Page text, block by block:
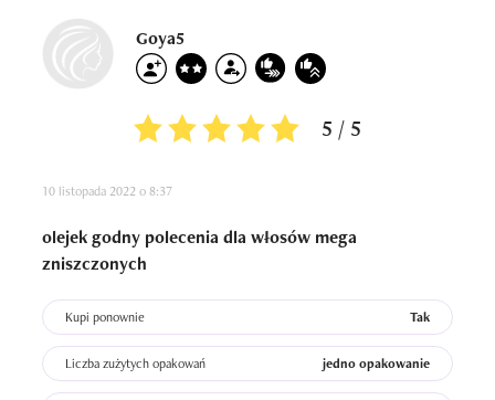
Goya5
5 / 5
10 listopada 2022 o 8:37
olejek godny polecenia dla włosów mega
zniszczonych
Kupi ponownie Tak
Liczba zużytych opakowań jedno opakowanie